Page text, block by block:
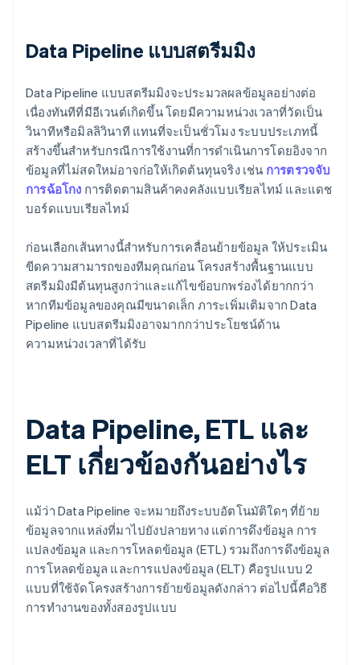
Data Pipeline แบบสตรีมมิง
Data Pipeline แบบสตรีมมิงจะประมวลผลข้อมูลอย่างต่อ
เนื่องทันทีที่มีอีเวนต์เกิดขึ้น โดยมีความหน่วงเวลาที่วัดเป็น
วินาทีหรือมิลลิวินาที แทนที่จะเป็นชั่วโมง ระบบประเภทนี้
สร้างขึ้นสำหรับกรณีการใช้งานที่การดำเนินการโดยอิงจาก
ข้อมูลที่ไม่สดใหม่อาจก่อให้เกิดต้นทุนจริง เช่น การตรวจจับ
การฉ้อโกง การติดตามสินค้าคงคลังแบบเรียลไทม์ และแดช
บอร์ดแบบเรียลไทม์
ก่อนเลือกเส้นทางนี้สำหรับการเคลื่อนย้ายข้อมูล ให้ประเมิน
ขีดความสามารถของทีมคุณก่อน โครงสร้างพื้นฐานแบบ
สตรีมมิงมีต้นทุนสูงกว่าและแก้ไขข้อบกพร่องได้ยากกว่า
หากทีมข้อมูลของคุณมีขนาดเล็ก ภาระเพิ่มเติมจาก Data
Pipeline แบบสตรีมมิงอาจมากกว่าประโยชน์ด้าน
ความหน่วงเวลาที่ได้รับ
Data Pipeline, ETL และ
ELT เกี่ยวข้องกันอย่างไร
แม้ว่า Data Pipeline จะหมายถึงระบบอัตโนมัติใดๆ ที่ย้าย
ข้อมูลจากแหล่งที่มาไปยังปลายทาง แต่การดึงข้อมูล การ
แปลงข้อมูล และการโหลดข้อมูล (ETL) รวมถึงการดึงข้อมูล
การโหลดข้อมูล และการแปลงข้อมูล (ELT) คือรูปแบบ 2
แบบที่ใช้จัดโครงสร้างการย้ายข้อมูลดังกล่าว ต่อไปนี้คือวิธี
การทำงานของทั้งสองรูปแบบ